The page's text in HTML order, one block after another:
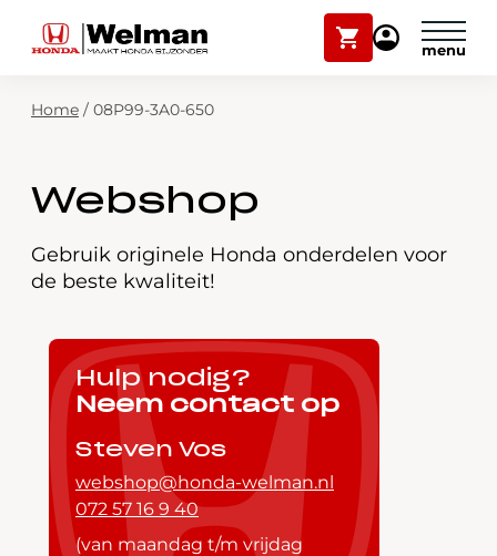
Winkelwagen
Mijn
Modellen
Over ons
Webshop
Contact
Zoekfunctie
Plan onderhoud
Mijn Honda Welman
Home / 08P99-3A0-650
Webshop
Gebruik originele Honda onderdelen voor
de beste kwaliteit!
Hulp nodig?
Neem contact op
Steven Vos
webshop@honda-welman.nl
072 57 16 9 40
(van maandag t/m vrijdag